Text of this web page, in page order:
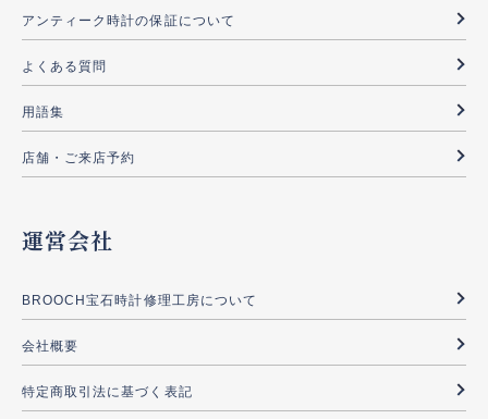
アンティーク時計の保証について
よくある質問
用語集
店舗・ご来店予約
運営会社
BROOCH宝石時計修理工房について
会社概要
特定商取引法に基づく表記